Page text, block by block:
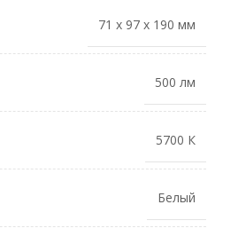
71 х 97 х 190 мм
500 лм
5700 К
Белый